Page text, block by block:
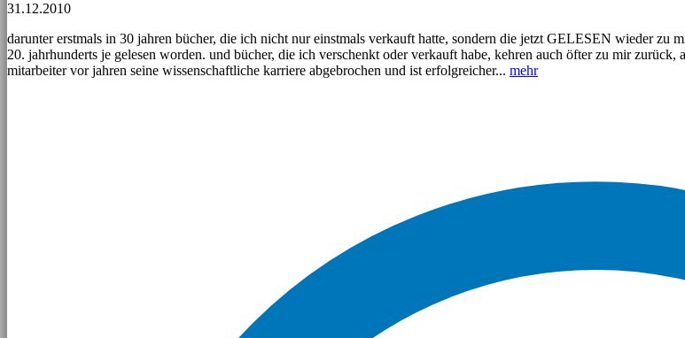
31.12.2010
darunter erstmals in 30 jahren bücher, die ich nicht nur einstmals verkauft hatte, sondern die jetzt GELESEN wieder zu
20. jahrhunderts je gelesen worden. und bücher, die ich verschenkt oder verkauft habe, kehren auch öfter zu mir
mitarbeiter vor jahren seine wissenschaftliche karriere abgebrochen und ist erfolgreicher... mehr